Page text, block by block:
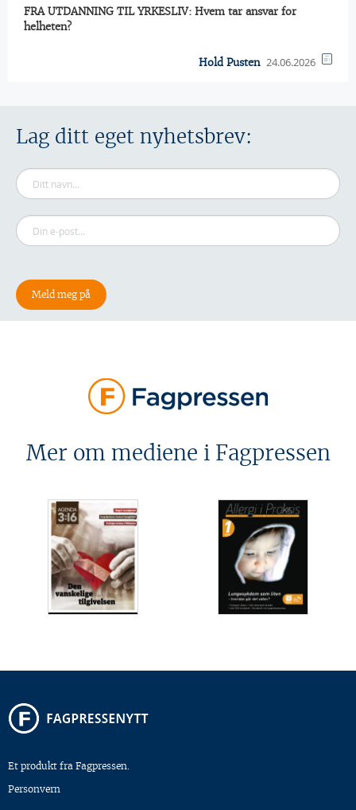
FRA UTDANNING TIL YRKESLIV: Hvem tar ansvar for
helheten?
Hold Pusten 24.06.2026
Lag ditt eget nyhetsbrev:
Mer om mediene i Fagpressen
Et produkt fra Fagpressen.
Personvern